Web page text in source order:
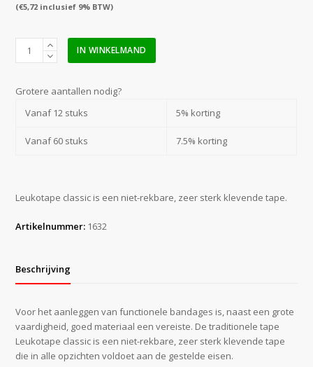
(€5,72 inclusief 9% BTW)
Leukotape
x
IN WINKELMAND
Grotere aantallen nodig?
Vanaf 12 stuks
5% korting
Vanaf 60 stuks 7.5% korting
Leukotape classic is een niet-rekbare, zeer sterk klevende tape.
Artikelnummer: 1632
Beschrijving
Voor het aanleggen van functionele bandages is, naast een grote
vaardigheid, goed materiaal een vereiste. De traditionele tape
Leukotape classic is een niet-rekbare, zeer sterk klevende tape
die in alle opzichten voldoet aan de gestelde eisen.